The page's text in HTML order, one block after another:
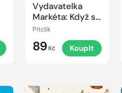
Vydavatelka
Markéta: Když se
fikce stane
Pitclik
89 Kč Koupit